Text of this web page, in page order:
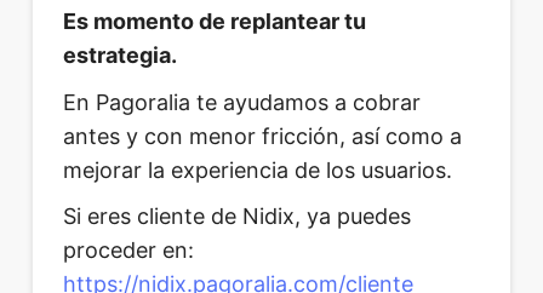
Es momento de replantear tu
estrategia.
En Pagoralia te ayudamos a cobrar
antes y con menor fricción, así como a
mejorar la experiencia de los usuarios.
Si eres cliente de Nidix, ya puedes
proceder en:
https://nidix.pagoralia.com/cliente